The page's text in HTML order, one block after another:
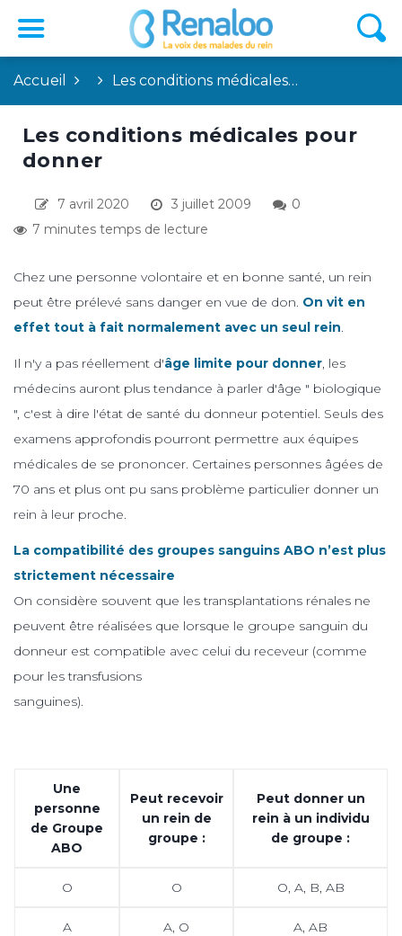
Accueil Les conditions médicales…
Les conditions médicales pour
donner
7 avril 2020 3 juillet 2009
0
7 minutes temps de lecture
Chez une personne volontaire et en bonne santé, un rein
peut être prélevé sans danger en vue de don. On vit en
effet tout à fait normalement avec un seul rein.
Il n'y a pas réellement d'âge limite pour donner, les
médecins auront plus tendance à parler d'âge " biologique
", c'est à dire l'état de santé du donneur potentiel. Seuls des
examens approfondis pourront permettre aux équipes
médicales de se prononcer. Certaines personnes âgées de
70 ans et plus ont pu sans problème particulier donner un
rein à leur proche.
La compatibilité des groupes sanguins ABO n’est plus
strictement nécessaire
On considère souvent que les transplantations rénales ne
peuvent être réalisées que lorsque le groupe sanguin du
donneur est compatible avec celui du receveur (comme
pour les transfusions
sanguines).
Une
personne
de Groupe
ABO
Peut recevoir
un rein de
groupe :
Peut donner un
rein à un individu
de groupe :
O O O, A, B, AB
A A, O A, AB